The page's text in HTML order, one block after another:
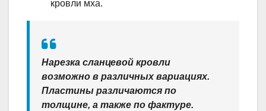
кровли мха.
Нарезка сланцевой кровли
возможно в различных вариациях.
Пластины различаются по
толщине, а также по фактуре.